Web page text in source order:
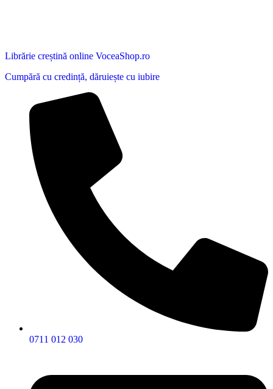
Librărie creștină online VoceaShop.ro
Cumpără cu credință, dăruiește cu iubire
0711 012 030